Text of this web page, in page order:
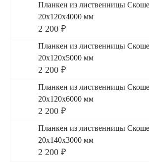
Планкен из лиственницы
20x120x4000 мм
2 200 ₽
Планкен из лиственницы
20x120x5000 мм
2 200 ₽
Планкен из лиственницы
20x120x6000 мм
2 200 ₽
Планкен из лиственницы
20x140x3000 мм
2 200 ₽